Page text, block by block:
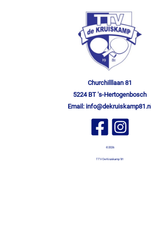
Churchilllaan 81
5224 BT 's-Hertogenbosch
Email: info@dekruiskamp81.nl
©2026
TTV De Kruiskamp '81